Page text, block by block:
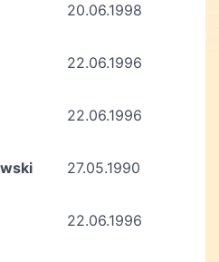
20.06.1998
22.06.1996
22.06.1996
27.05.1990
22.06.1996